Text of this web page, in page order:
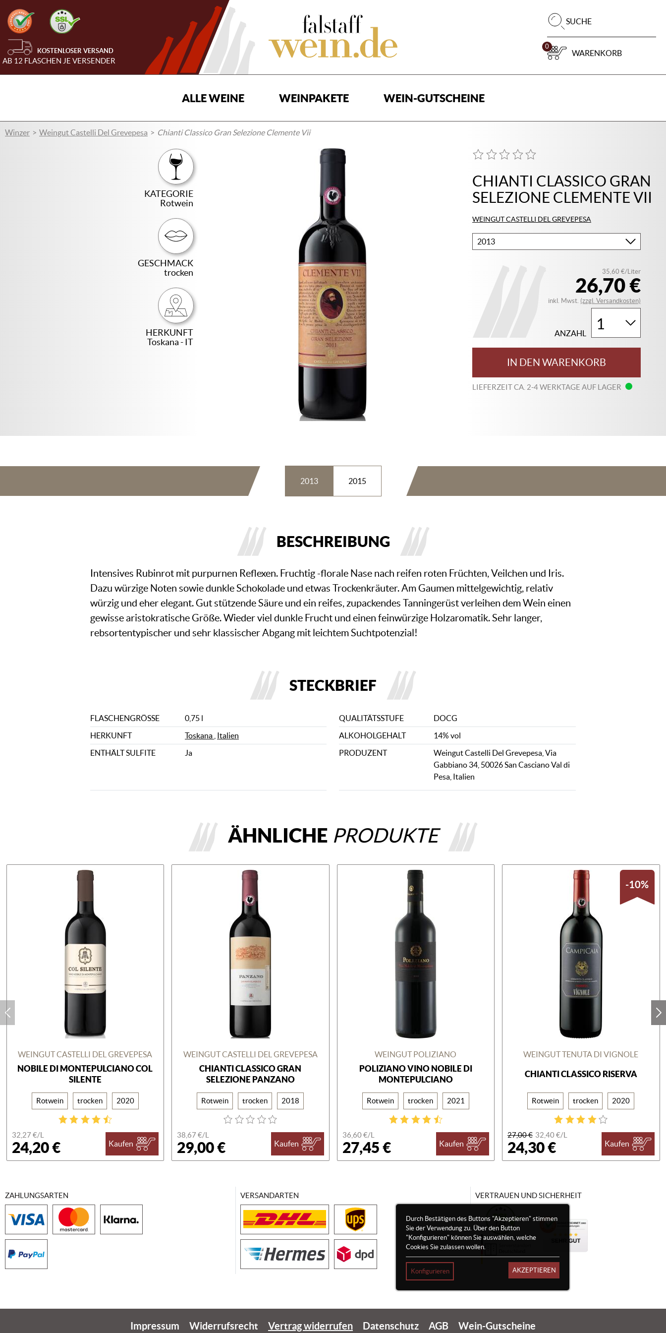
KOSTENLOSER VERSAND
AB 12 FLASCHEN JE VERSENDER
SUCHE
0
WARENKORB
ALLE WEINE WEINPAKETE WEIN-GUTSCHEINE
Winzer Weingut Castelli Del Grevepesa Chianti Classico Gran Selezione Clemente Vii
KATEGORIE
Rotwein
GESCHMACK
trocken
HERKUNFT
Toskana - IT
CHIANTI CLASSICO GRAN
SELEZIONE CLEMENTE VII
WEINGUT CASTELLI DEL GREVEPESA
Bitte
wählen
26,70 €
35,60 €/Liter
inkl. Mwst. (zzgl. Versandkosten)
ANZAHL
IN DEN WARENKORB
LIEFERZEIT CA. 2-4 WERKTAGE AUF LAGER
2013 2015
BESCHREIBUNG
Intensives Rubinrot mit purpurnen Reflexen. Fruchtig -florale Nase nach reifen roten Früchten, Veilchen und Iris.
Dazu würzige Noten sowie dunkle Schokolade und etwas Trockenkräuter. Am Gaumen mittelgewichtig, relativ
würzig und eher elegant. Gut stützende Säure und ein reifes, zupackendes Tanningerüst verleihen dem Wein einen
gewisse aristokratische Größe. Wieder viel dunkle Frucht und einen feinwürzige Holzaromatik. Sehr langer,
rebsortentypischer und sehr klassischer Abgang mit leichtem Suchtpotenzial!
STECKBRIEF
FLASCHENGRÖSSE 0,75 l QUALITÄTSSTUFE
DOCG
HERKUNFT
Toskana Italien ALKOHOLGEHALT
14% vol
ENTHÄLT SULFITE
Ja PRODUZENT
Weingut Castelli Del Grevepesa, Via
Gabbiano 34, 50026 San Casciano Val di
Pesa, Italien
ÄHNLICHE PRODUKTE
WEINGUT CASTELLI DEL GREVEPESA
NOBILE DI MONTEPULCIANO COL
SILENTE
Rotwein trocken 2020
32,27 €/L
24,20 € Kaufen
WEINGUT CASTELLI DEL GREVEPESA
CHIANTI CLASSICO GRAN
SELEZIONE PANZANO
Rotwein trocken 2018
38,67 €/L
29,00 € Kaufen
WEINGUT POLIZIANO
POLIZIANO VINO NOBILE DI
MONTEPULCIANO
Rotwein trocken 2021
36,60 €/L
27,45 € Kaufen
-10%
WEINGUT TENUTA DI VIGNOLE
CHIANTI CLASSICO RISERVA
Rotwein trocken 2020
27,00 € 32,40 €/L
24,30 € Kaufen
Durch Bestätigen des Buttons "Akzeptieren" stimmen
Sie der Verwendung zu. Über den Button
"Konfigurieren" können Sie auswählen, welche
Cookies Sie zulassen wollen.
Konfigurieren AKZEPTIEREN
ZAHLUNGSARTEN VERSANDARTEN VERTRAUEN UND SICHERHEIT
Impressum Widerrufsrecht Vertrag widerrufen Datenschutz AGB Wein-Gutscheine